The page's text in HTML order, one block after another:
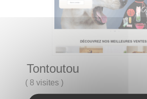
Tontoutou
( 8 visites)